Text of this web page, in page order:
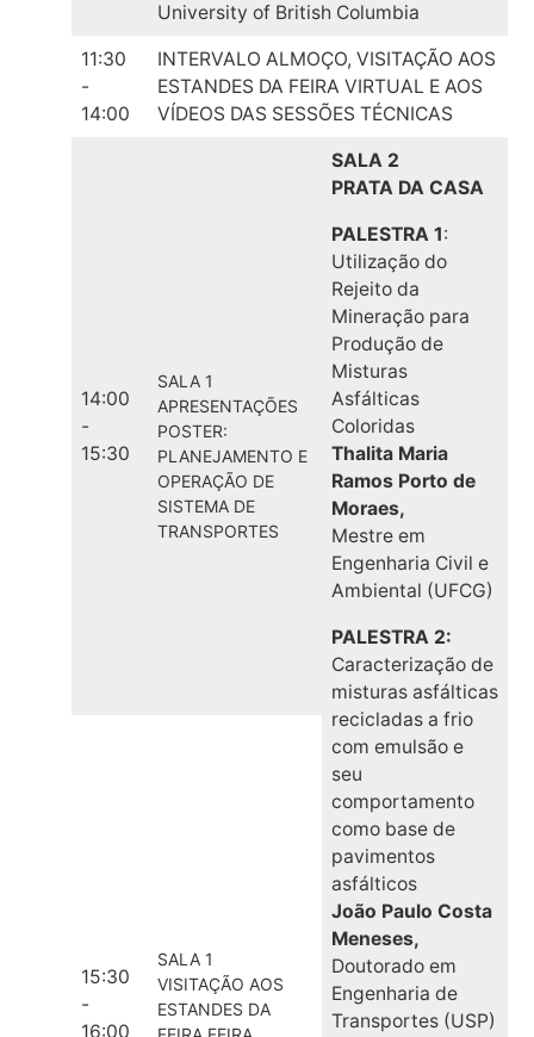
University of British Columbia
11:30
-
14:00
INTERVALO ALMOÇO, VISITAÇÃO AOS
ESTANDES DA FEIRA VIRTUAL E AOS
VÍDEOS DAS SESSÕES TÉCNICAS
14:00
-
15:30
SALA 1
APRESENTAÇÕES
POSTER:
PLANEJAMENTO E
OPERAÇÃO DE
SISTEMA DE
TRANSPORTES
SALA 2
PRATA DA CASA
PALESTRA 1:
Utilização do
Rejeito da
Mineração para
Produção de
Misturas
Asfálticas
Coloridas
Thalita Maria
Ramos Porto de
Moraes,
Mestre em
Engenharia Civil e
Ambiental (UFCG)
PALESTRA 2:
Caracterização de
misturas asfálticas
recicladas a frio
com emulsão e
seu
comportamento
como base de
pavimentos
asfálticos
João Paulo Costa
Meneses,
Doutorado em
Engenharia de
Transportes (USP)
15:30
-
16:00
SALA 1
VISITAÇÃO AOS
ESTANDES DA